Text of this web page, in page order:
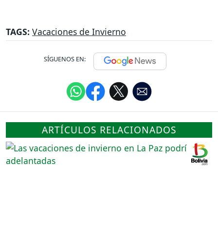
TAGS: Vacaciones de Invierno
SÍGUENOS EN:
ARTÍCULOS RELACIONADOS